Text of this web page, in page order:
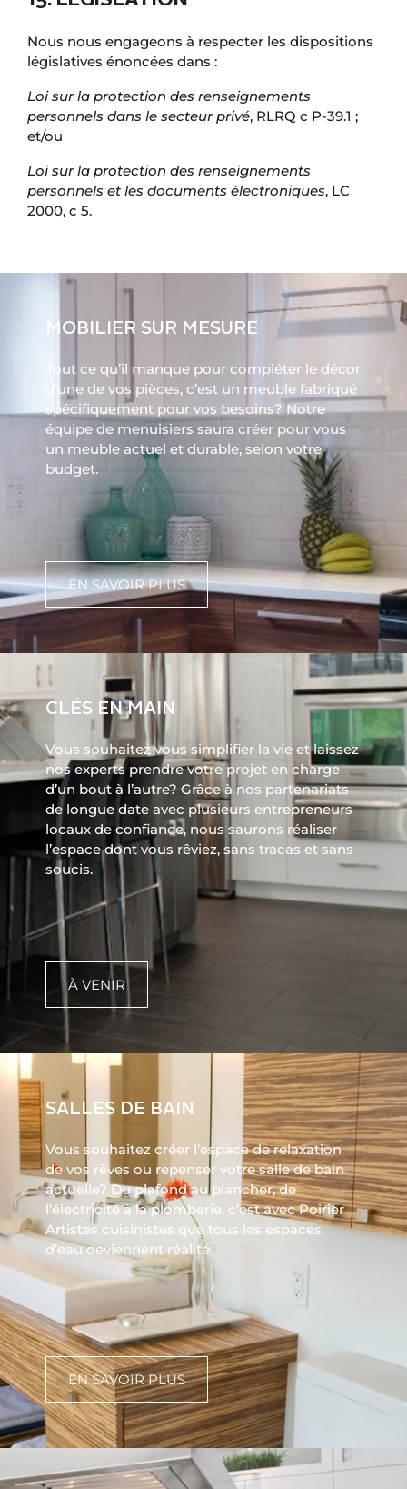
Nous nous engageons à respecter les dispositions
législatives énoncées dans :
Loi sur la protection des renseignements
personnels dans le secteur privé, RLRQ c P-39.1 ;
et/ou
Loi sur la protection des renseignements
personnels et les documents électroniques, LC
2000, c 5.
MOBILIER SUR MESURE
Tout ce qu’il manque pour compléter le décor
d’une de vos pièces, c’est un meuble fabriqué
spécifiquement pour vos besoins? Notre
équipe de menuisiers saura créer pour vous
un meuble actuel et durable, selon votre
budget.
EN SAVOIR PLUS
CLÉS EN MAIN
Vous souhaitez vous simplifier la vie et laissez
nos experts prendre votre projet en charge
d’un bout à l’autre? Grâce à nos partenariats
de longue date avec plusieurs entrepreneurs
locaux de confiance, nous saurons réaliser
l’espace dont vous rêviez, sans tracas et sans
soucis.
À VENIR
SALLES DE BAIN
Vous souhaitez créer l’espace de relaxation
de vos rêves ou repenser votre salle de bain
actuelle? Du plafond au plancher, de
l’électricité à la plomberie, c’est avec Poirier
Artistes cuisinistes que tous les espaces
d’eau deviennent réalité.
EN SAVOIR PLUS